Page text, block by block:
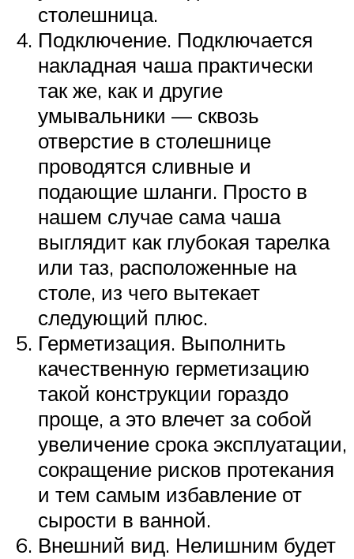
столешница.
Подключение. Подключается
накладная чаша практически
так же, как и другие
умывальники — сквозь
отверстие в столешнице
проводятся сливные и
подающие шланги. Просто в
нашем случае сама чаша
выглядит как глубокая тарелка
или таз, расположенные на
столе, из чего вытекает
следующий плюс.
Герметизация. Выполнить
качественную герметизацию
такой конструкции гораздо
проще, а это влечет за собой
увеличение срока эксплуатации,
сокращение рисков протекания
и тем самым избавление от
сырости в ванной.
Внешний вид. Нелишним будет